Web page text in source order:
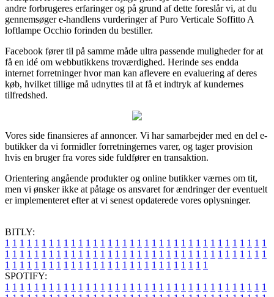
andre forbrugeres erfaringer og på grund af dette foreslår vi, at du
gennemsøger e-handlens vurderinger af Puro Verticale Soffitto A
loftlampe Occhio forinden du bestiller.
Facebook fører til på samme måde ultra passende muligheder for at
få en idé om webbutikkens troværdighed. Herinde ses endda
internet forretninger hvor man kan aflevere en evaluering af deres
køb, hvilket tillige må udnyttes til at få et indtryk af kundernes
tilfredshed.
Vores side finansieres af annoncer. Vi har samarbejder med en del e-
butikker da vi formidler forretningernes varer, og tager provision
hvis en bruger fra vores side fuldfører en transaktion.
Orientering angående produkter og online butikker værnes om tit,
men vi ønsker ikke at påtage os ansvaret for ændringer der eventuelt
er implementeret efter at vi senest opdaterede vores oplysninger.
BITLY:
1 1 1 1 1 1 1 1 1 1 1 1 1 1 1 1 1 1 1 1 1 1 1 1 1 1 1 1 1 1 1 1 1 1 1 1
1 1 1 1 1 1 1 1 1 1 1 1 1 1 1 1 1 1 1 1 1 1 1 1 1 1 1 1 1 1 1 1 1 1 1 1
1 1 1 1 1 1 1 1 1 1 1 1 1 1 1 1 1 1 1 1 1 1 1 1 1 1 1 1
SPOTIFY:
1 1 1 1 1 1 1 1 1 1 1 1 1 1 1 1 1 1 1 1 1 1 1 1 1 1 1 1 1 1 1 1 1 1 1 1